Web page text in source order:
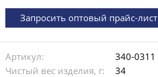
Запросить оптовый прайс-лист
Артикул:
340-0311
Чистый вес изделия, г:
34